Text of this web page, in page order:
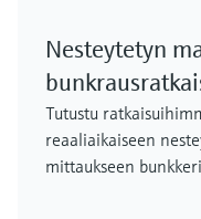
Nesteytetyn
Tutustu
reaaliaikaiseen
mittaukseen